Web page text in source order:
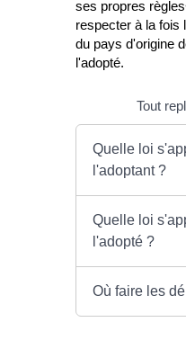
ses propres
respecter à la fois
du pays d'origine
l'adopté.
Tout
Quelle loi
l'adoptant ?
Quelle loi
l'adopté ?
Où faire les